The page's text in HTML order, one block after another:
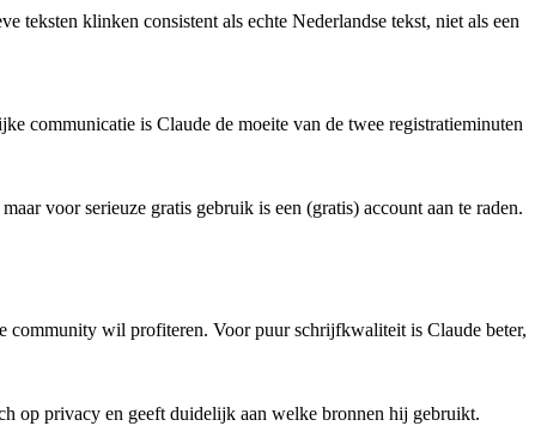
teksten klinken consistent als echte Nederlandse tekst, niet als een
communicatie is Claude de moeite van de twee registratieminuten
voor serieuze gratis gebruik is een (gratis) account aan te raden.
community wil profiteren. Voor puur schrijfkwaliteit is Claude beter,
op privacy en geeft duidelijk aan welke bronnen hij gebruikt.